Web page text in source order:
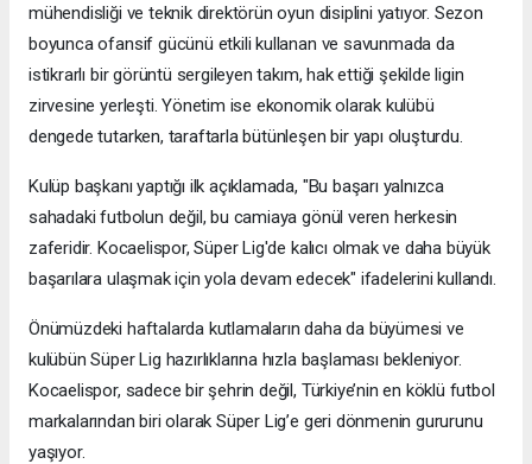
mühendisliği ve teknik direktörün oyun disiplini yatıyor. Sezon
boyunca ofansif gücünü etkili kullanan ve savunmada da
istikrarlı bir görüntü sergileyen takım, hak ettiği şekilde ligin
zirvesine yerleşti. Yönetim ise ekonomik olarak kulübü
dengede tutarken, taraftarla bütünleşen bir yapı oluşturdu.
Kulüp başkanı yaptığı ilk açıklamada, "Bu başarı yalnızca
sahadaki futbolun değil, bu camiaya gönül veren herkesin
zaferidir. Kocaelispor, Süper Lig'de kalıcı olmak ve daha büyük
başarılara ulaşmak için yola devam edecek" ifadelerini kullandı.
Önümüzdeki haftalarda kutlamaların daha da büyümesi ve
kulübün Süper Lig hazırlıklarına hızla başlaması bekleniyor.
Kocaelispor, sadece bir şehrin değil, Türkiye’nin en köklü futbol
markalarından biri olarak Süper Lig’e geri dönmenin gururunu
yaşıyor.